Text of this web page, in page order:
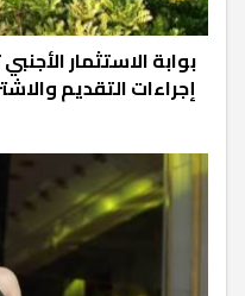
بوابة الاستثمار
إجراءات التقديم